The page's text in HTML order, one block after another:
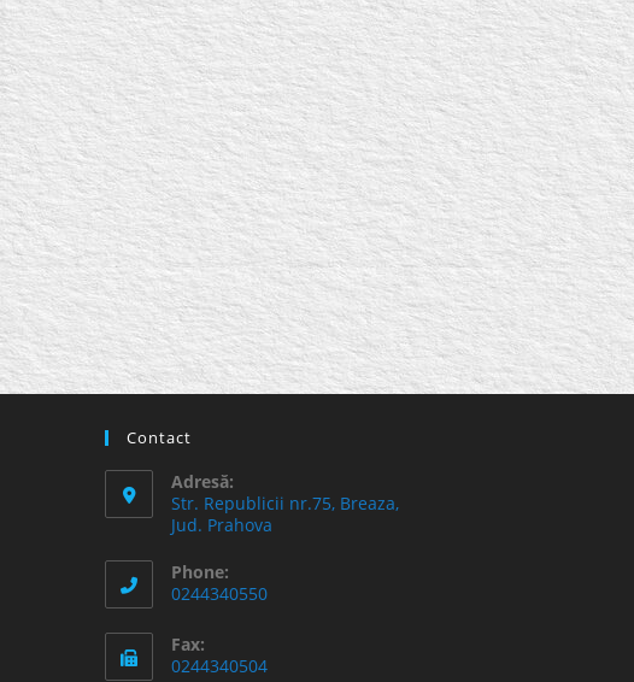
Contact
Adresă:
Str. Republicii nr.75, Breaza,
Jud. Prahova
Phone:
0244340550
Fax:
0244340504